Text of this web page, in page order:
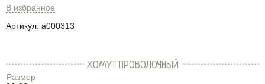
В избранное
Артикул: a000313
ХОМУТ ПРОВОЛОЧНЫЙ
Размер